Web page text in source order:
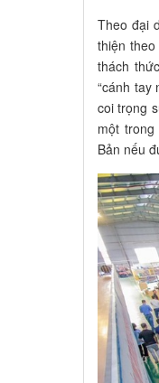
Theo đại
thiện
thách
“cánh tay
coi trọng
một
Bản nếu